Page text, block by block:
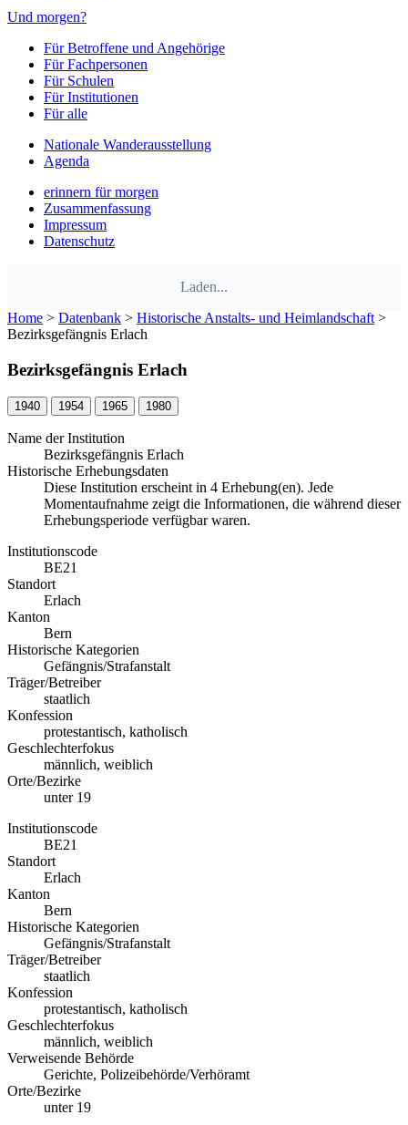
Und morgen?
Für Betroffene und Angehörige
Für Fachpersonen
Für Schulen
Für Institutionen
Für alle
Nationale Wanderausstellung
Agenda
erinnern für morgen
Zusammenfassung
Impressum
Datenschutz
Laden...
Home > Datenbank > Historische Anstalts- und Heimlandschaft >
Bezirksgefängnis Erlach
Bezirksgefängnis Erlach
1940 1954 1965 1980
Name der Institution
Bezirksgefängnis Erlach
Historische Erhebungsdaten
Diese Institution erscheint in 4 Erhebung(en). Jede
Momentaufnahme zeigt die Informationen, die während dieser
Erhebungsperiode verfügbar waren.
Institutionscode
BE21
Standort
Erlach
Kanton
Bern
Historische Kategorien
Gefängnis/Strafanstalt
Träger/Betreiber
staatlich
Konfession
protestantisch, katholisch
Geschlechterfokus
männlich, weiblich
Orte/Bezirke
unter 19
Institutionscode
BE21
Standort
Erlach
Kanton
Bern
Historische Kategorien
Gefängnis/Strafanstalt
Träger/Betreiber
staatlich
Konfession
protestantisch, katholisch
Geschlechterfokus
männlich, weiblich
Verweisende Behörde
Gerichte, Polizeibehörde/Verhöramt
Orte/Bezirke
unter 19